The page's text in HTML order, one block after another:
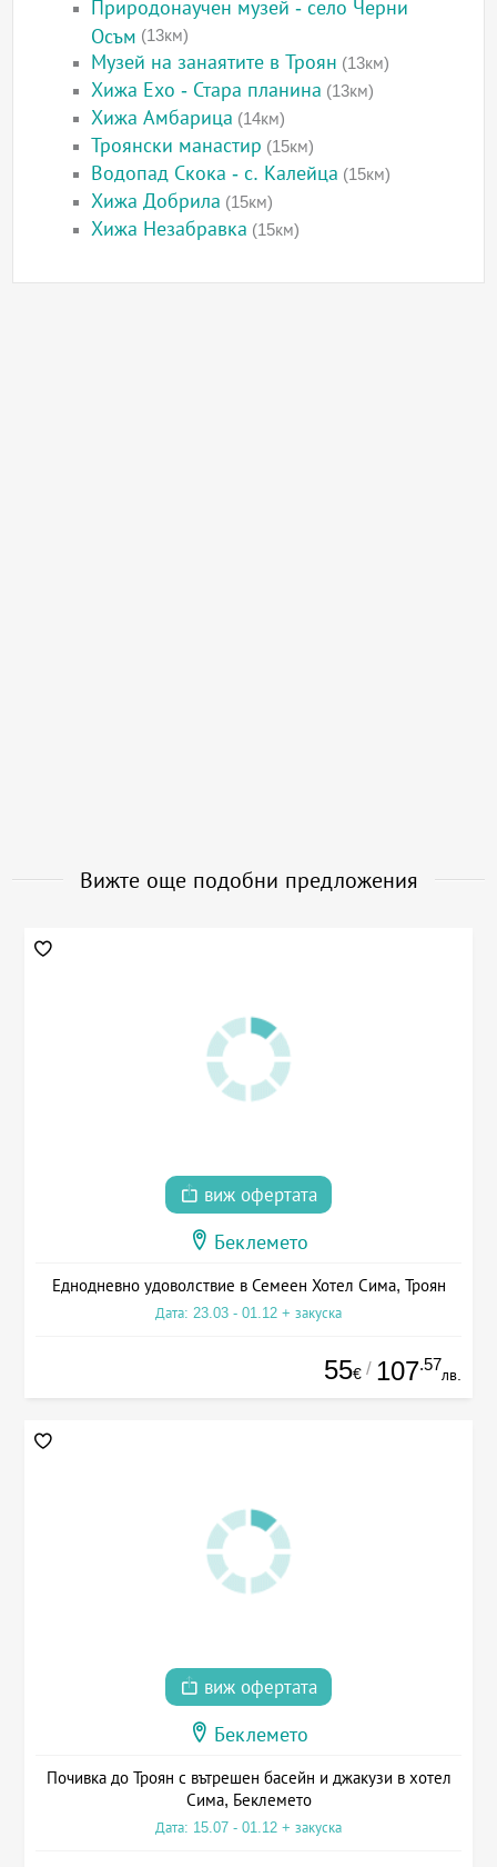
Природонаучен музей - село Черни
Осъм (13км)
Музей на занаятите в Троян (13км)
Хижа Ехо - Стара планина (13км)
Хижа Амбарица (14км)
Троянски манастир (15км)
Водопад Скока - с. Калейца (15км)
Хижа Добрила (15км)
Хижа Незабравка (15км)
Вижте още подобни предложения
виж офертата
Беклемето
Еднодневно удоволствие в Семеен Хотел Сима, Троян
Дата: 23.03 - 01.12 + закуска
55€ / 107.57
лв.
виж офертата
Беклемето
Почивка до Троян с вътрешен басейн и джакузи в хотел
Сима, Беклемето
Дата: 15.07 - 01.12 + закуска